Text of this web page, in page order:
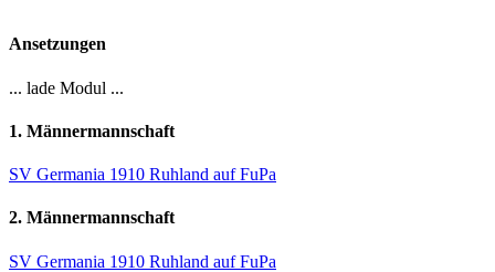
Ansetzungen
... lade Modul ...
1. Männermannschaft
SV Germania 1910 Ruhland auf FuPa
2. Männermannschaft
SV Germania 1910 Ruhland auf FuPa